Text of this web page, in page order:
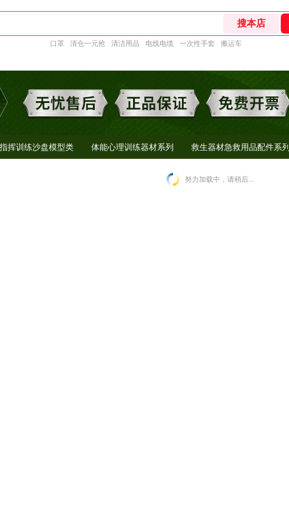
口罩 清仓一元抢 清洁用品 电线电缆 一次性手套 搬运车
指挥训练沙盘模型类 体能心理训练器材系列 救生器材急救用品配件系列
努力加载中，请稍后...